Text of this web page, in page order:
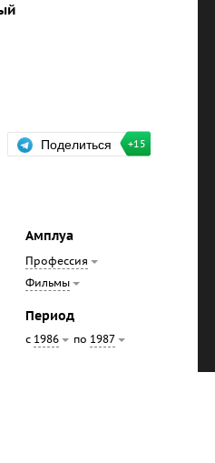
Поделиться +15
Амплуа
Профессия
Фильмы
Период
с 1986 по 1987